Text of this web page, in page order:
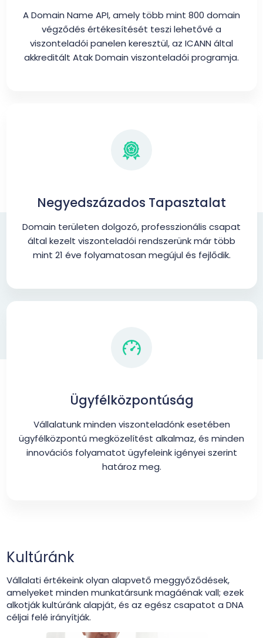
A Domain Name API, amely több mint 800 domain
végződés értékesítését teszi lehetővé a
viszonteladói panelen keresztül, az ICANN által
akkreditált Atak Domain viszonteladói programja.
Negyedszázados Tapasztalat
Domain területen dolgozó, professzionális csapat
által kezelt viszonteladói rendszerünk már több
mint 21 éve folyamatosan megújul és fejlődik.
Ügyfélközpontúság
Vállalatunk minden viszonteladónk esetében
ügyfélközpontú megközelítést alkalmaz, és minden
innovációs folyamatot ügyfeleink igényei szerint
határoz meg.
Kultúránk
Vállalati értékeink olyan alapvető meggyőződések,
amelyeket minden munkatársunk magáénak vall; ezek
alkotják kultúránk alapját, és az egész csapatot a DNA
céljai felé irányítják.